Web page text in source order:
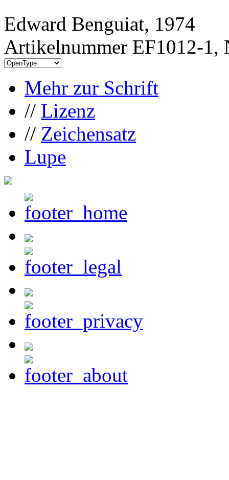
Edward Benguiat, 1974
Artikelnummer EF1012-1,
Mehr zur Schrift
// Lizenz
// Zeichensatz
Lupe